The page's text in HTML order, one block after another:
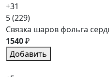
+31
5(229)
Связка шаров фольга
1540₽
Добавить